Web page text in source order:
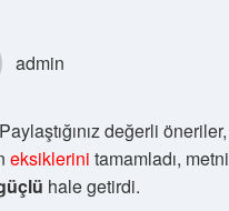
admin
değerli öneriler,
eksiklerini tamamladı, metni
hale getirdi.